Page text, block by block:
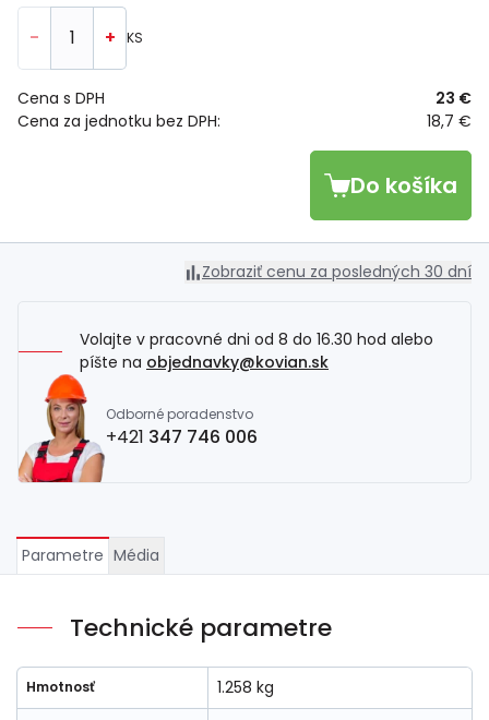
- + KS
Cena za jednotku bez DPH: 18,7 €
Cena s DPH 23 €
Do košíka
Zobraziť cenu za posledných 30 dní
Volajte v pracovné dni od 8 do 16.30 hod alebo
píšte na objednavky@kovian.sk
Odborné poradenstvo
+421 347 746 006
Parametre Média
Technické parametre
Hmotnosť 1.258 kg